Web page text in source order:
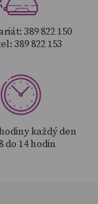
389 822 150
389 822 153
každý den
do 14 hodin